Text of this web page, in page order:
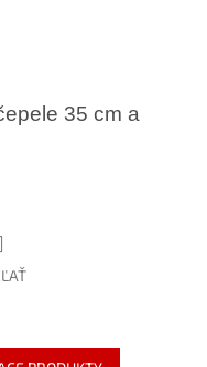
35 cm a